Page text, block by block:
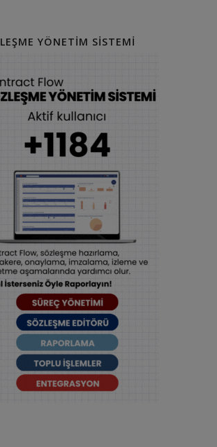
YÖNETIM SISTEMI